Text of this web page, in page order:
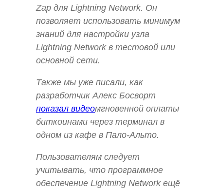
Zap для Lightning Network. Он
позволяет использовать минимум
знаний для настройки узла
Lightning Network в тестовой или
основной сети.
Также мы уже писали, как
разработчик Алекс Босворт
показал видеомгновенной оплаты
биткоинами через терминал в
одном из кафе в Пало-Альто.
Пользователям следует
учитывать, что программное
обеспечение Lightning Network ещё